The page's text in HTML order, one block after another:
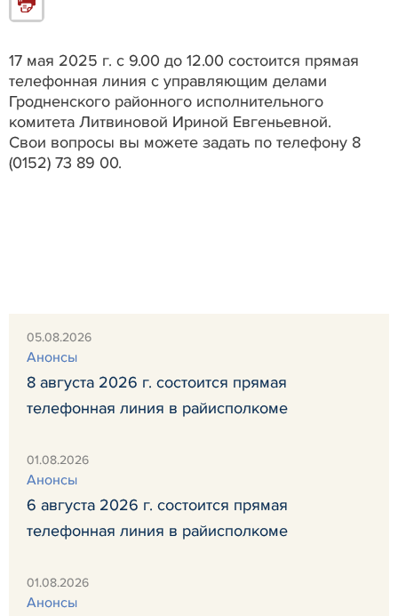
17 мая 2025 г. с 9.00 до 12.00 состоится прямая
телефонная линия с управляющим делами
Гродненского районного исполнительного
комитета Литвиновой Ириной Евгеньевной.
Свои вопросы вы можете задать по телефону 8
(0152) 73 89 00.
05.08.2026
Анонсы
8 августа 2026 г. состоится прямая
телефонная линия в райисполкоме
01.08.2026
Анонсы
6 августа 2026 г. состоится прямая
телефонная линия в райисполкоме
01.08.2026
Анонсы